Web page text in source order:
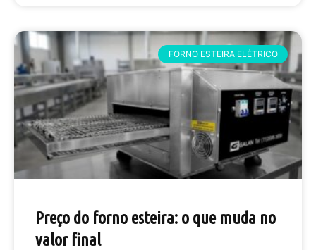
FORNO ESTEIRA ELÉTRICO
Preço do forno esteira: o que muda no
valor final